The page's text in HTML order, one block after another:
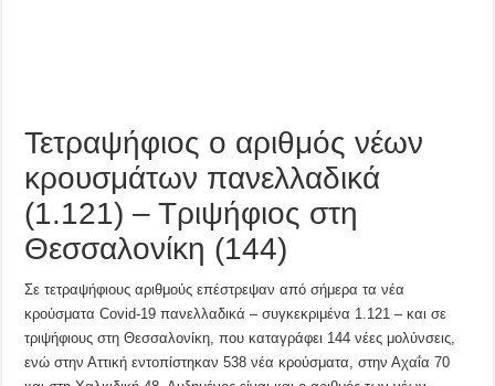
Τετραψήφιος ο αριθμός νέων
κρουσμάτων πανελλαδικά
(1.121) – Τριψήφιος στη
Θεσσαλονίκη (144)
Σε τετραψήφιους αριθμούς επέστρεψαν από σήμερα τα νέα
κρούσματα Covid-19 πανελλαδικά – συγκεκριμένα 1.121 – και σε
τριψήφιους στη Θεσσαλονίκη, που καταγράφει 144 νέες μολύνσεις,
ενώ στην Αττική εντοπίστηκαν 538 νέα κρούσματα, στην Αχαΐα 70